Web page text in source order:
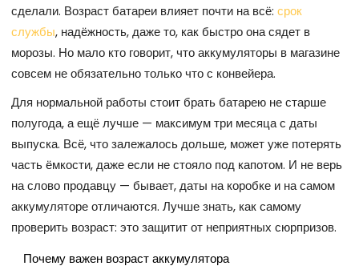
сделали. Возраст батареи влияет почти на всё: срок
службы, надёжность, даже то, как быстро она сядет в
морозы. Но мало кто говорит, что аккумуляторы в магазине
совсем не обязательно только что с конвейера.
Для нормальной работы стоит брать батарею не старше
полугода, а ещё лучше — максимум три месяца с даты
выпуска. Всё, что залежалось дольше, может уже потерять
часть ёмкости, даже если не стояло под капотом. И не верь
на слово продавцу — бывает, даты на коробке и на самом
аккумуляторе отличаются. Лучше знать, как самому
проверить возраст: это защитит от неприятных сюрпризов.
Почему важен возраст аккумулятора